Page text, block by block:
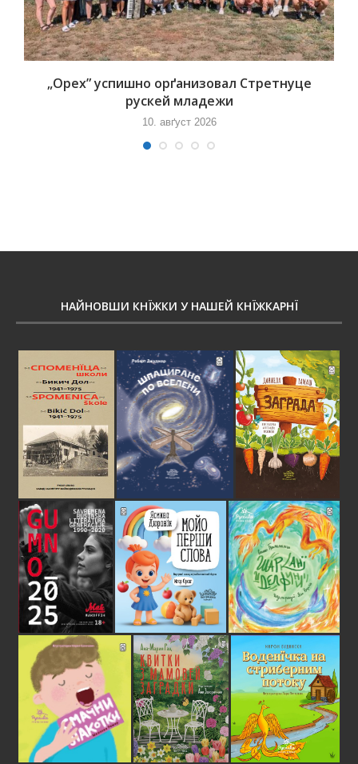
„Орех” успишно орґанизовал Стретнуце
рускей младежи
10. авґуст 2026
НАЙНОВШИ КНЇЖКИ У НАШЕЙ КНЇЖКАРНЇ